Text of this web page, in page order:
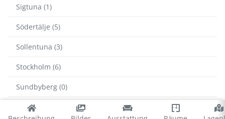
Sigtuna (1)
Södertälje (5)
Sollentuna (3)
Stockholm (6)
Sundbyberg (0)
Tyresö (3)